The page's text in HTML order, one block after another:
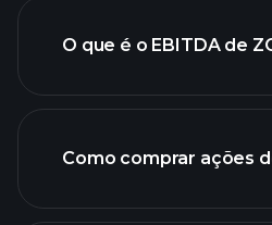
O que é o EBITDA de
Como comprar ações